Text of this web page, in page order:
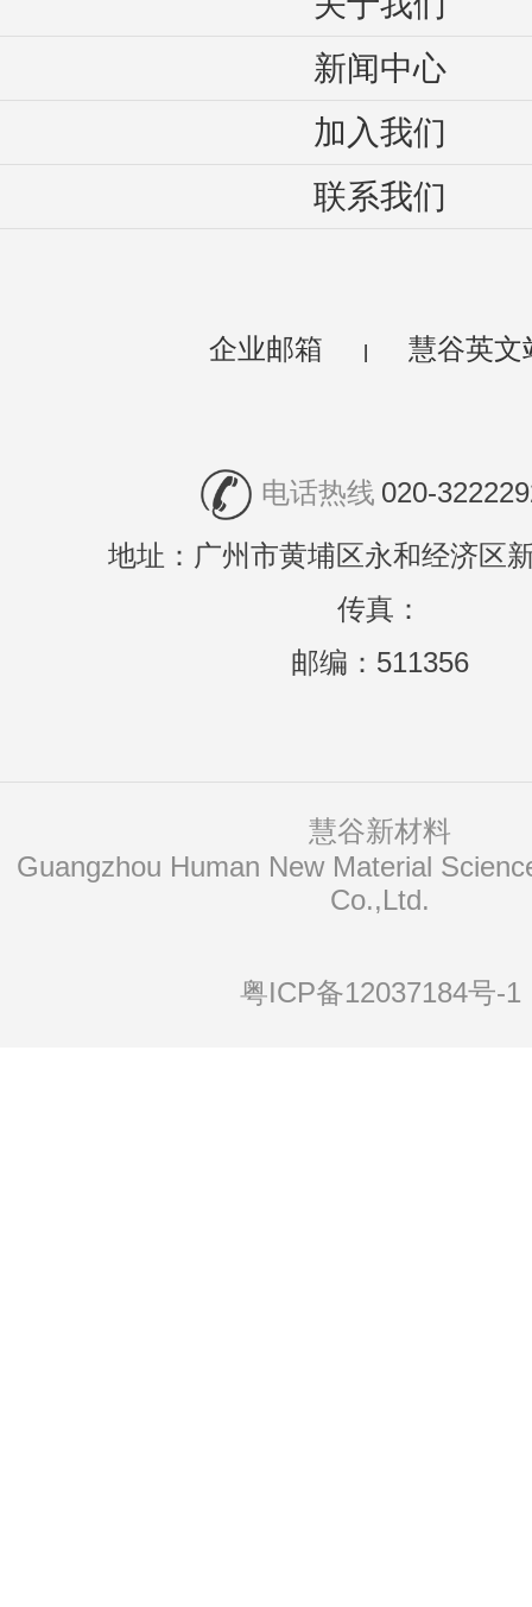
新闻中心
加入我们
联系我们
企业邮箱 慧谷英文
电话热线 020-
地址：广州市黄埔区永和经济区
传真：
邮编：511356
慧谷新材料
Co.,Ltd.
粤ICP备12037184号-1